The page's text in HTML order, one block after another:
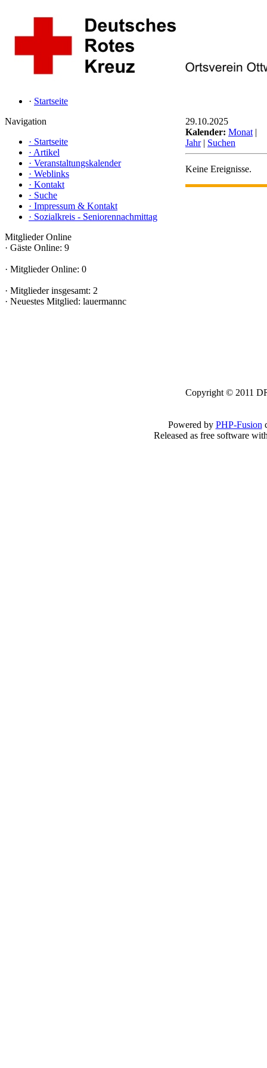
· Startseite
Navigation
· Startseite
· Artikel
· Veranstaltungskalender
· Weblinks
· Kontakt
· Suche
· Impressum & Kontakt
· Sozialkreis - Seniorennachmittag
Mitglieder Online
· Gäste Online: 9
· Mitglieder Online: 0
· Mitglieder insgesamt: 2
· Neuestes Mitglied: lauermannc
29.10.2025
Kalender: Monat |
Jahr| Suchen
Keine Ereignisse.
Copyright © 2011
Powered by PHP-Fusion
Released as free software